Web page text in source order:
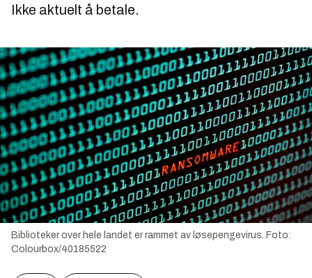
Ikke aktuelt å betale.
Biblioteker over hele landet er rammet av løsepengevirus. Foto:
Colourbox/40185522